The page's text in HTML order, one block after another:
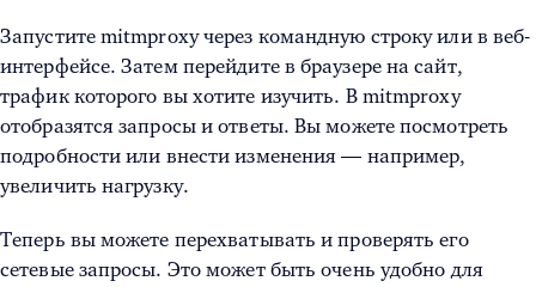
Запустите mitmproxy через командную строку или в веб-
интерфейсе. Затем перейдите в браузере на сайт,
трафик которого вы хотите изучить. В mitmproxy
отобразятся запросы и ответы. Вы можете посмотреть
подробности или внести изменения — например,
увеличить нагрузку.
Теперь вы можете перехватывать и проверять его
сетевые запросы. Это может быть очень удобно для